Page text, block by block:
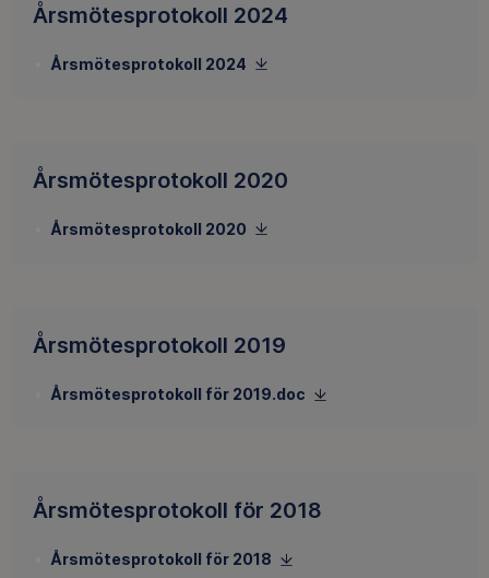
Årsmötesprotokoll 2024
Årsmötesprotokoll 2024
Årsmötesprotokoll 2020
Årsmötesprotokoll 2020
Årsmötesprotokoll 2019
Årsmötesprotokoll för 2019.doc
Årsmötesprotokoll för 2018
Årsmötesprotokoll för 2018